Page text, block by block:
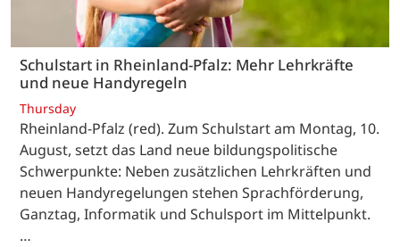
Schulstart in Rheinland-Pfalz: Mehr Lehrkräfte
und neue Handyregeln
Thursday
Rheinland-Pfalz (red). Zum Schulstart am Montag, 10.
August, setzt das Land neue bildungspolitische
Schwerpunkte: Neben zusätzlichen Lehrkräften und
neuen Handyregelungen stehen Sprachförderung,
Ganztag, Informatik und Schulsport im Mittelpunkt.
…